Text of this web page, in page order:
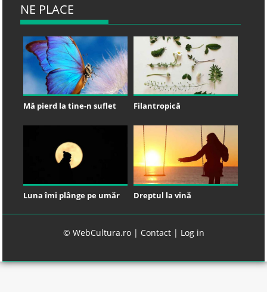
NE PLACE
Mă pierd la tine-n suflet Filantropică
Luna îmi plânge pe umăr Dreptul la vină
© WebCultura.ro | Contact| Log in